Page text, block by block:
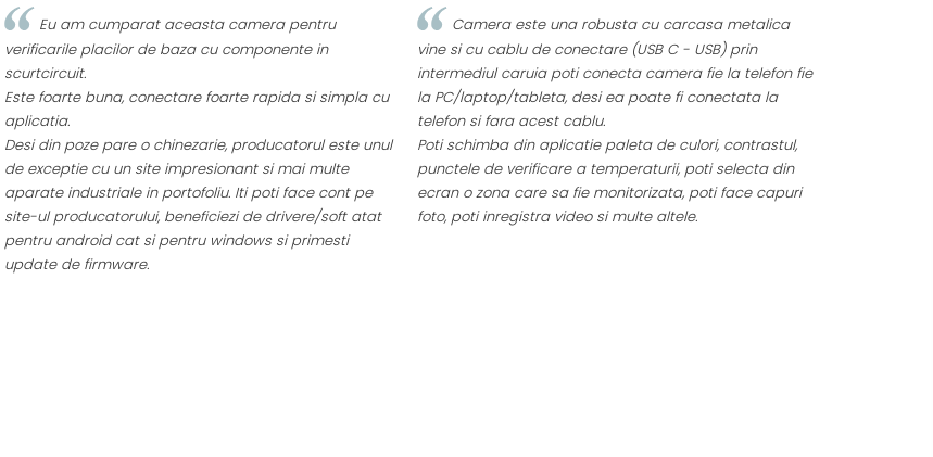
Eu am cumparat aceasta camera pentru
verificarile placilor de baza cu componente in
scurtcircuit.
Este foarte buna, conectare foarte rapida si simpla cu
aplicatia.
Desi din poze pare o chinezarie, producatorul este unul
de exceptie cu un site impresionant si mai multe
aparate industriale in portofoliu. Iti poti face cont pe
site-ul producatorului, beneficiezi de drivere/soft atat
pentru android cat si pentru windows si primesti
update de firmware.
Camera este una robusta cu carcasa metalica
vine si cu cablu de conectare (USB C - USB) prin
intermediul caruia poti conecta camera fie la telefon fie
la PC/laptop/tableta, desi ea poate fi conectata la
telefon si fara acest cablu.
Poti schimba din aplicatie paleta de culori, contrastul,
punctele de verificare a temperaturii, poti selecta din
ecran o zona care sa fie monitorizata, poti face capuri
foto, poti inregistra video si multe altele.